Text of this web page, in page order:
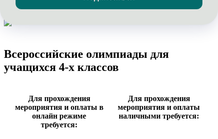
Всероссийские олимпиады для
учащихся 4-х классов
Для прохождения
мероприятия и оплаты в
онлайн режиме
требуется:
Для прохождения
мероприятия и оплаты
наличными требуется: